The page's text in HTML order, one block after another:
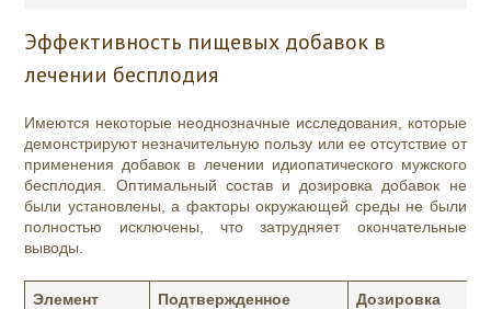
Эффективность пищевых добавок в
лечении бесплодия
Имеются некоторые неоднозначные исследования, которые
демонстрируют незначительную пользу или ее отсутствие от
применения добавок в лечении идиопатического мужского
бесплодия. Оптимальный состав и дозировка добавок не
были установлены, а факторы окружающей среды не были
полностью исключены, что затрудняет окончательные
выводы.
Элемент
Подтвержденное
Дозировка